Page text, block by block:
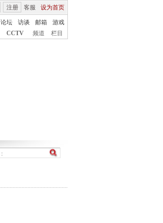
客服 设为首页
注册
论坛 访谈 邮箱
游戏
CCTV 频道 栏目